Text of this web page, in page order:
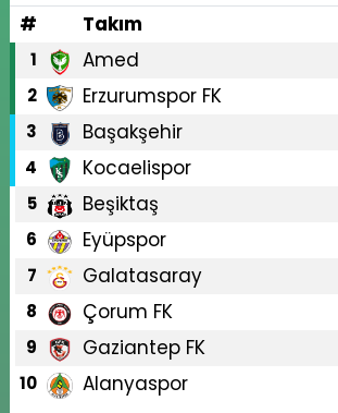
#
Takım
1 Amed
2 Erzurumspor FK
3 Başakşehir
4 Kocaelispor
5 Beşiktaş
6 Eyüpspor
7 Galatasaray
8 Çorum FK
9 Gaziantep FK
10 Alanyaspor